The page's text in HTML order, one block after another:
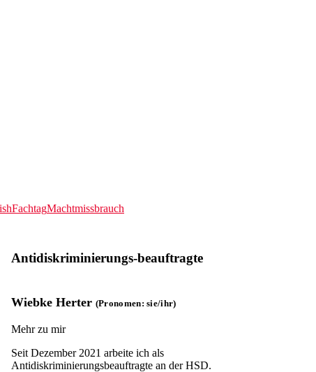
FachtagMachtmissbrauch
Antidiskriminierungs-beauftragte​​​​
Wiebke Herter (Pronomen: sie/ihr)
Mehr zu mir
Seit Dezember 2021 arbeite ich als
Antidiskriminierungsbeauftragte an der HSD.